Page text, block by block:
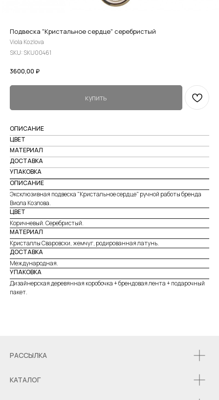
Подвеска "Кристальное сердце" серебристый
Viola Kozlova
SKU: SKU00461
3600,00 ₽
купить
ОПИСАНИЕ
ЦВЕТ
МАТЕРИАЛ
ДОСТАВКА
УПАКОВКА
ОПИСАНИЕ
Эксклюзивная подвеска "Кристальное сердце" ручной работы бренда
Виола Козлова.
ЦВЕТ
Коричневый. Серебристый.
МАТЕРИАЛ
Кристаллы Сваровски, жемчуг, родированная латунь.
ДОСТАВКА
Международная.
УПАКОВКА
Дизайнерская деревянная коробочка + брендовая лента + подарочный
пакет.
РАССЫЛКА
КАТАЛОГ